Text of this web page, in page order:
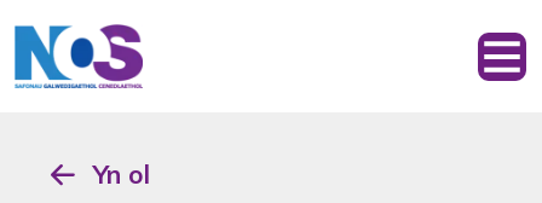
Yn ol